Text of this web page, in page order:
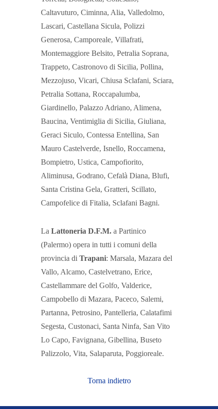
Caltavuturo, Ciminna, Alia, Valledolmo,
Lascari, Castellana Sicula, Polizzi
Generosa, Camporeale, Villafrati,
Montemaggiore Belsito, Petralia Soprana,
Trappeto, Castronovo di Sicilia, Pollina,
Mezzojuso, Vicari, Chiusa Sclafani, Sciara,
Petralia Sottana, Roccapalumba,
Giardinello, Palazzo Adriano, Alimena,
Baucina, Ventimiglia di Sicilia, Giuliana,
Geraci Siculo, Contessa Entellina, San
Mauro Castelverde, Isnello, Roccamena,
Bompietro, Ustica, Campofiorito,
Aliminusa, Godrano, Cefalà Diana, Blufi,
Santa Cristina Gela, Gratteri, Scillato,
Campofelice di Fitalia, Sclafani Bagni.
La Lattoneria D.F.M. a Partinico
(Palermo) opera in tutti i comuni della
provincia di Trapani: Marsala, Mazara del
Vallo, Alcamo, Castelvetrano, Erice,
Castellammare del Golfo, Valderice,
Campobello di Mazara, Paceco, Salemi,
Partanna, Petrosino, Pantelleria, Calatafimi
Segesta, Custonaci, Santa Ninfa, San Vito
Lo Capo, Favignana, Gibellina, Buseto
Palizzolo, Vita, Salaparuta, Poggioreale.
Torna indietro